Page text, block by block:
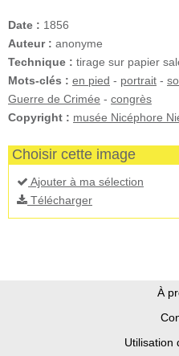
Date : 1856
Auteur : anonyme
Technique : tirage sur papier
Mots-clés : en pied - portrait -
Guerre de Crimée - congrès
Copyright : musée Nicéphore
Choisir cette image
Ajouter à ma sélection
Télécharger
À
Utilisation